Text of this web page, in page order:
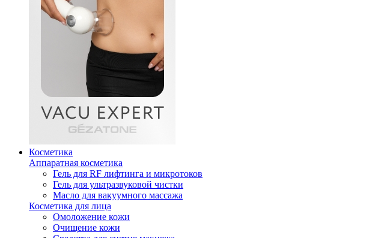
Косметика
Аппаратная косметика
Гель для RF лифтинга и микротоков
Гель для ультразвуковой чистки
Масло для вакуумного массажа
Косметика для лица
Омоложение кожи
Очищение кожи